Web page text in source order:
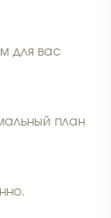
для вас
план